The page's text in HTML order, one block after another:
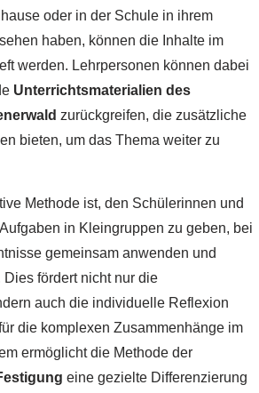
oder in der Schule in ihrem
haben, können die Inhalte im
werden. Lehrpersonen können dabei
Unterrichtsmaterialien des
zurückgreifen, die zusätzliche
bieten, um das Thema weiter zu
Methode ist, den Schülerinnen und
in Kleingruppen zu geben, bei
gemeinsam anwenden und
fördert nicht nur die
auch die individuelle Reflexion
die komplexen Zusammenhänge im
ermöglicht die Methode der
eine gezielte Differenzierung